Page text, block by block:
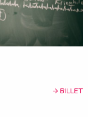
→ BILLET